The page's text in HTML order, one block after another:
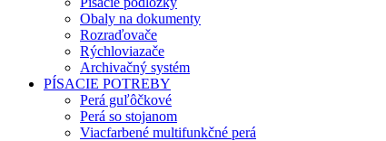
Obaly na dokumenty
Rozraďovače
Rýchloviazače
Archivačný systém
PÍSACIE POTREBY
Perá guľôčkové
Perá so stojanom
Viacfarbené multifunkčné perá